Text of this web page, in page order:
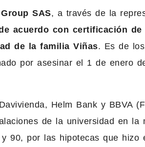
SAS, a través de la
acuerdo con certificación de
de la familia Viñas. Es de
por asesinar el 1 de enero
Helm Bank y BBVA
de la universidad en la
90, por las hipotecas que hizo